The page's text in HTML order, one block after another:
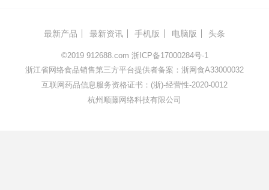
最新产品 最新资讯 手机版 电脑版 头条
©2019 912688.com 浙ICP备17000284号-1
浙江省网络食品销售第三方平台提供者备案：浙网食A33000032
互联网药品信息服务资格证书：(浙)-经营性-2020-0012
杭州顺藤网络科技有限公司